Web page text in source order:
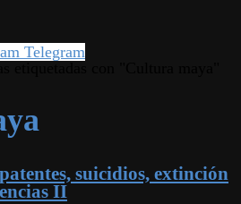
Telegram
suicidios, extinción
II